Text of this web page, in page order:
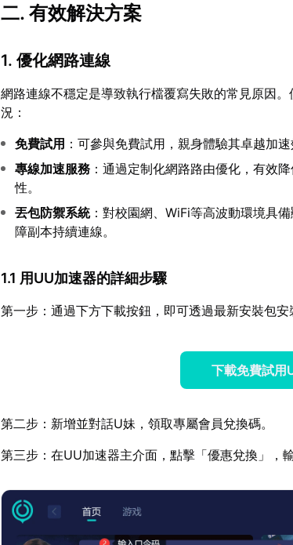
二. 有效解決方案
1. 優化網路連線
網路連線不穩定是導致執行檔覆寫失敗的常見原因。
況：
免費試用 ：可參與免費試用，親身體驗其卓越加
專線加速服務 ：通過定制化網路路由優化，有效
性。
丟包防禦系統：對校園網、WiFi等高波動環境具
障副本持續連線。
1.1 用UU加速器的詳細步驟
第一步：通過下方下載按鈕，即可透過最新安裝包安
下載免費試用
第二步：新增並對話U妹，領取專屬會員兌換碼。
第三步：在UU加速器主介面，點擊「優惠兌換」，